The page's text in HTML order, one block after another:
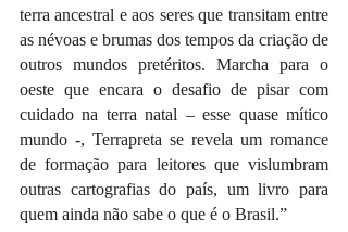
terra ancestral e aos seres que transitam entre
as névoas e brumas dos tempos da criação de
outros mundos pretéritos. Marcha para o
oeste que encara o desafio de pisar com
cuidado na terra natal – esse quase mítico
mundo -, Terrapreta se revela um romance
de formação para leitores que vislumbram
outras cartografias do país, um livro para
quem ainda não sabe o que é o Brasil.”